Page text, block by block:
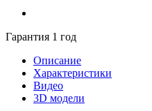
Гарантия 1 год
Описание
Характеристики
Видео
3D модели